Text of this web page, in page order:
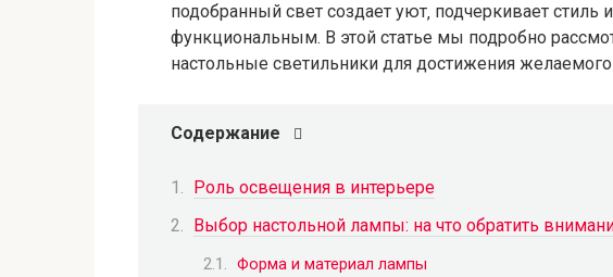
подобранный свет создает уют‚ подчеркивает стиль
функциональным. В этой статье мы подробно
настольные светильники для достижения
Содержание
Роль освещения в интерьере
Выбор настольной лампы: на что обратить
Форма и материал лампы